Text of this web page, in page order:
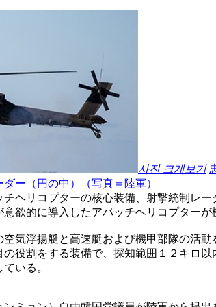
사진 크게보기
ー（円の中）（写真＝陸軍）
ヘリコプターの核心装備、射撃統制レ
欲的に導入したアパッチヘリコプターが
気浮揚艇と高速艇および機甲部隊の活
役割をする装備で、探知範囲１２キロ
いる。